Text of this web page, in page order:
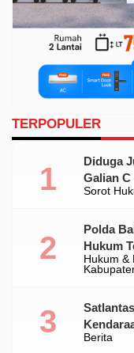
TERPOPULER
Sorot
Diduga
Galian
Hukum &
Polda
Hukum
Ilegal Di
Berita
Standar